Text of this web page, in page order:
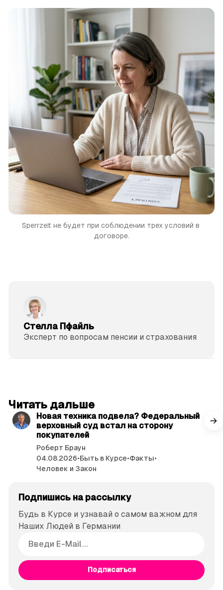
Sperrzeit не будет при соблюдении трех условий в
договоре.
Стелла Пфайль
Эксперт по вопросам пенсии и страхования
Читать дальше
Новая техника подвела? Федеральный
верховный суд встал на сторону
покупателей
Роберт Браун
04.08.2026•Быть в Курсе•Факты•
Человек и Закон
Подпишись на рассылку
Будь в Курсе и узнавай о самом важном для
Наших Людей в Германии
Подписаться